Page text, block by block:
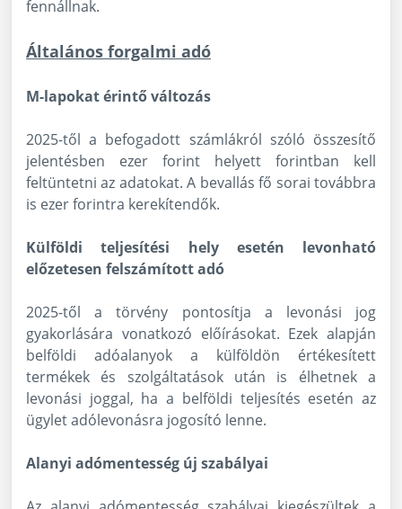
fennállnak.
Általános forgalmi adó
M-lapokat érintő változás
2025-től a befogadott számlákról szóló összesítő
jelentésben ezer forint helyett forintban kell
feltüntetni az adatokat. A bevallás fő sorai továbbra
is ezer forintra kerekítendők.
Külföldi teljesítési hely esetén levonható
előzetesen felszámított adó
2025-től a törvény pontosítja a levonási jog
gyakorlására vonatkozó előírásokat. Ezek alapján
belföldi adóalanyok a külföldön értékesített
termékek és szolgáltatások után is élhetnek a
levonási joggal, ha a belföldi teljesítés esetén az
ügylet adólevonásra jogosító lenne.
Alanyi adómentesség új szabályai